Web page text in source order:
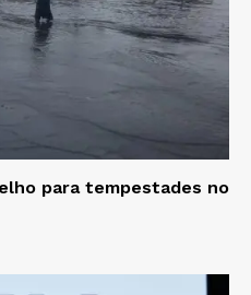
para tempestades no